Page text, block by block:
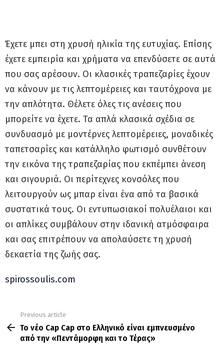
Έχετε μπει στη χρυσή ηλικία της ευτυχίας. Επίσης
έχετε εμπειρία και χρήματα να επενδύσετε σε αυτά
που σας αρέσουν. Οι κλασικές τραπεζαρίες έχουν
να κάνουν με τις λεπτομέρειες και ταυτόχρονα με
την απλότητα. Θέλετε όλες τις ανέσεις που
μπορείτε να έχετε. Τα απλά κλασικά σχέδια σε
συνδυασμό με μοντέρνες λεπτομέρειες, μοναδικές
ταπετσαρίες και κατάλληλο φωτισμό συνθέτουν
την εικόνα της τραπεζαρίας που εκπέμπει άνεση
και σιγουριά. Οι περίτεχνες κονσόλες που
λειτουργούν ως μπαρ είναι ένα από τα βασικά
συστατικά τους. Οι εντυπωσιακοί πολυέλαιοι και
οι απλίκες συμβάλουν στην ιδανική ατμόσφαιρα
και σας επιτρέπουν να απολαύσετε τη χρυσή
δεκαετία της ζωής σας.
spirossoulis.com
more
Previous article
Το νέο Cap Cap στο Ελληνικό είναι εμπνευσμένο
από την «Πεντάμορφη και το Τέρας»